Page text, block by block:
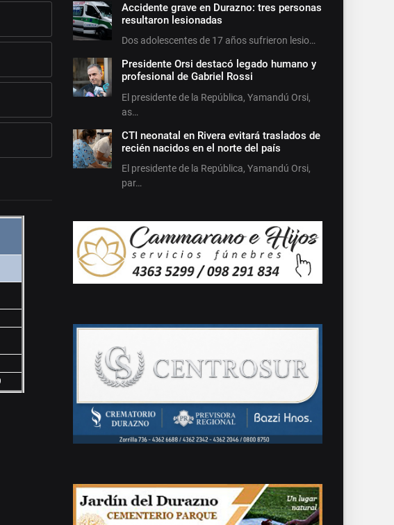
Accidente grave en Durazno: tres personas
resultaron lesionadas
Dos adolescentes de 17 años sufrieron lesio…
Presidente Orsi destacó legado humano y
profesional de Gabriel Rossi
El presidente de la República, Yamandú Orsi,
as…
CTI neonatal en Rivera evitará traslados de
recién nacidos en el norte del país
El presidente de la República, Yamandú Orsi,
par…